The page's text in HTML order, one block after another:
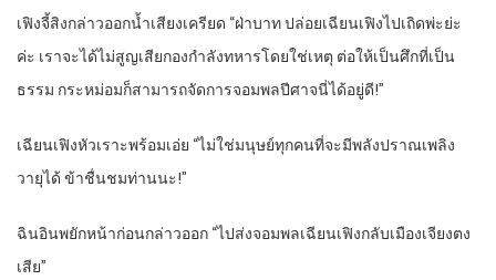
เฟิงจี้สิงกล่าวออกน้ำเสียงเครียด “ฝ่าบาท ปล่อยเฉียนเฟิงไปเถิดพ่ะย่ะ
ค่ะ เราจะได้ไม่สูญเสียกองกำลังทหารโดยใช่เหตุ ต่อให้เป็นศึกที่เป็น
ธรรม กระหม่อมก็สามารถจัดการจอมพลปีศาจนี่ได้อยู่ดี!”
เฉียนเฟิงหัวเราะพร้อมเอ่ย “ไม่ใช่มนุษย์ทุกคนที่จะมีพลังปราณเพลิง
วายุได้ ข้าชื่นชมท่านนะ!”
ฉินอินพยักหน้าก่อนกล่าวออก “ไปส่งจอมพลเฉียนเฟิงกลับเมืองเจียงตง
เสีย”